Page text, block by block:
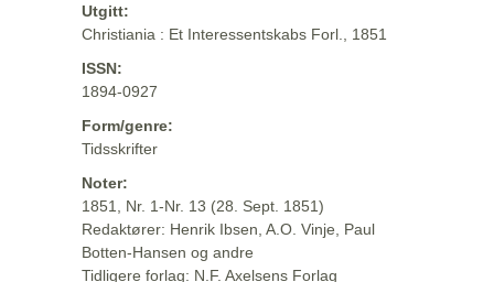
Utgitt:
Christiania : Et Interessentskabs Forl., 1851
ISSN:
1894-0927
Form/genre:
Tidsskrifter
Noter:
1851, Nr. 1-Nr. 13 (28. Sept. 1851)
Redaktører: Henrik Ibsen, A.O. Vinje, Paul
Botten-Hansen og andre
Tidligere forlag: N.F. Axelsens Forlag